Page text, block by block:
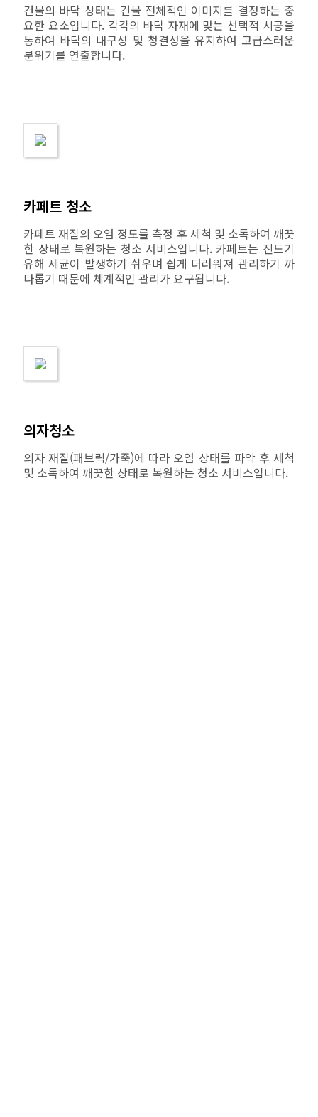
건물의 바닥 상태는 건물 전체적인 이미지를 결정하는 중
요한 요소입니다. 각각의 바닥 자재에 맞는 선택적 시공을
통하여 바닥의 내구성 및 청결성을 유지하여 고급스러운
분위기를 연출합니다.
카페트 청소
카페트 재질의 오염 정도를 측정 후 세척 및 소독하여 깨끗
한 상태로 복원하는 청소 서비스입니다. 카페트는 진드기
유해 세균이 발생하기 쉬우며 쉽게 더러워져 관리하기 까
다롭기 때문에 체계적인 관리가 요구됩니다.
의자청소
의자 재질(패브릭/가죽)에 따라 오염 상태를 파악 후 세척
및 소독하여 깨끗한 상태로 복원하는 청소 서비스입니다.